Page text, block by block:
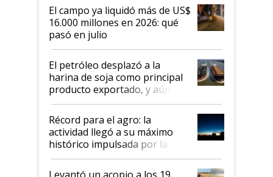
El campo ya liquidó más de US$
16.000 millones en 2026: qué
pasó en julio
El petróleo desplazó a la
harina de soja como principal
producto exportado, y aún así
el agro aportó casi seis de cada
diez dólares y sostuvo el
liderazgo en un semestre
récord
Récord para el agro: la
actividad llegó a su máximo
histórico impulsada por la
cosecha y las exportaciones